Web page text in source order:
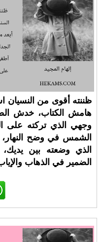
ظننته أقوى من النسيان
هامش الكتاب، خدش
وجهي الذي تركته على
الشمس في وضح النهار،
الذي وضعته بين
الضمير في الذهاب